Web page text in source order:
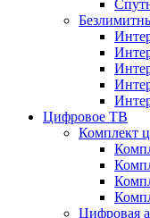
Цифровое ТВ
Комплект
Цифровая